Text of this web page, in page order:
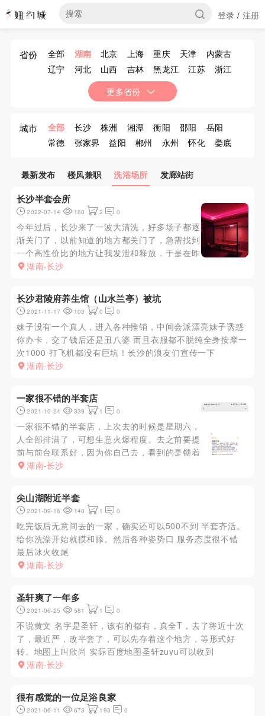
登录 / 注册
省份 全部 湖南 北京 上海 重庆 天津
内蒙古
辽宁
河北 山西 吉林 黑龙江 江苏
浙江
福建 江西 山东 河南
海南 四川 贵州 云南
更多省份
城市 全部 长沙 株洲 湘潭 衡阳 邵阳
岳阳
常德
张家界 益阳 郴州 永州 怀化
娄底
最新发布
楼凤兼职 洗浴场所 发廊站街
长沙半套会所
2022-07-14 160 2 0
今年过后，长沙来了一波大清洗，好多场子都逐
渐关门了，以前知道的地方都关门了，急需找到
一个高性价比的地方让我发泄和释放，于是在昨
天找到了高质量和高性价比的丝足会所，和店内
过去体验，进去一瞬间让我找到了熟悉的感觉还
是跟以前一样的会所，不像现在...
湖南-长沙
长沙君陵府养生馆（山水兰亭）被坑
2021-11-17 103 0 0
妹子没有一个真人，进入各种推销，中间会派漂亮妹子诱惑
你办卡，交了钱后还是丑八婆 而且衣服都不脱纯全身按摩一
次1000 打飞机都没有巨坑！长沙的浪友们宣传一下
湖南-长沙
一家很不错的半套店
2021-10-24 339 1 0
一家很不错的半套店，上次去的时候是星期六，
人全部排满了，可想生意火爆程度。去之前要提
前与前台联系好，因为你自己去，看到的是锁着
门的，要联系前台，然后才能进去，安全性十分
巨大的妹子，就是有点老了，然后就是水床服
务，该有的都有，更为关键是这个...
湖南-长沙
尖山湖附近半套
2021-09-16 140 1 0
吃完饭后无意间去的一家，确实还可以500不到 半套齐活。
给你洗澡开始就摸和舔。然后各种姿势口 服务态度很不错
最后冰火收尾
湖南-长沙
圣轩爽了一年多
2021-06-25 581 1 0
不说黄文 名字是圣轩，该有的都有，真全T，去了将近十次
了，最近严，改半套了，可以先存着这个地方，等形式好
转。地图上叫欣尚 实际百度地图圣轩zuyu可以收到
湖南-长沙
很有感觉的一位足浴良家
2021-06-11 673 193 0